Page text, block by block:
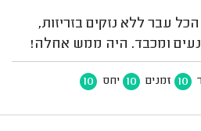
עבר ללא נזקים בזריזות,
נעים ומכבד. היה ממש אחלה!
10 זמנים 10 יחס 10